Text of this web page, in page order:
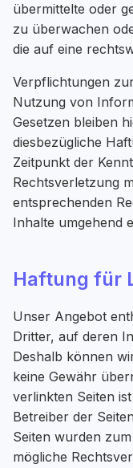
übermittelte oder
zu überwachen
die auf eine
Verpflichtungen
Nutzung von
Gesetzen bleiben
diesbezügliche
Zeitpunkt der
Rechtsverletzung
entsprechenden
Inhalte umgehend
Haftung für
Unser Angebot
Dritter, auf deren
Deshalb können
keine Gewähr
verlinkten Seiten
Betreiber der
Seiten wurden
mögliche